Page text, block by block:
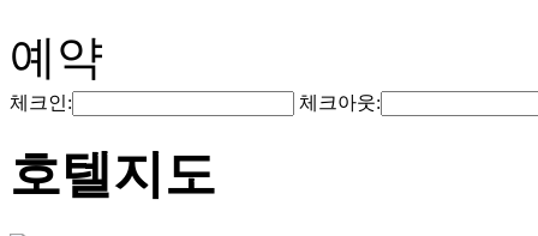
예약
체크인: 체크아웃:
호텔지도